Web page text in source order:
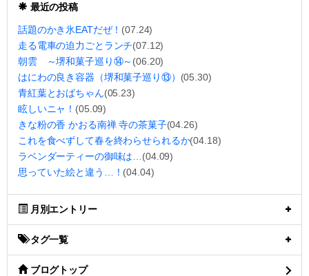
最近の投稿
話題のかき氷EATだぜ！ (07.24)
走る電車の迫力ごとランチ(07.12)
朝雲 ～堺和菓子巡り⑭～ (06.20)
はにわの良き容器（堺和菓子巡り⑬） (05.30)
青紅葉とおばちゃん(05.23)
眩しいニャ！ (05.09)
きな粉の香 かおる南禅 寺の茶菓子(04.26)
これを食べずして春を終わらせられるか(04.18)
ラベンダーティーの御味は… (04.09)
思っていた絵と違う…！ (04.04)
月別エントリー
タグ一覧
ブログトップ